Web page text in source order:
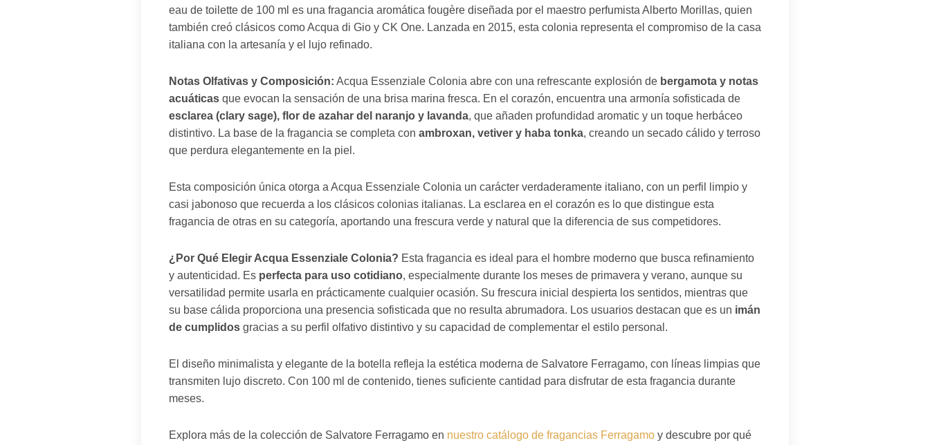
eau de toilette de 100 ml es una fragancia aromática fougère diseñada por el maestro perfumista Alberto Morillas, quien
también creó clásicos como Acqua di Gio y CK One. Lanzada en 2015, esta colonia representa el compromiso de la casa
italiana con la artesanía y el lujo refinado.
Notas Olfativas y Composición: Acqua Essenziale Colonia abre con una refrescante explosión de bergamota y notas
acuáticas que evocan la sensación de una brisa marina fresca. En el corazón, encuentra una armonía sofisticada de
esclarea (clary sage), flor de azahar del naranjo y lavanda, que añaden profundidad aromatic y un toque herbáceo
distintivo. La base de la fragancia se completa con ambroxan, vetiver y haba tonka, creando un secado cálido y terroso
que perdura elegantemente en la piel.
Esta composición única otorga a Acqua Essenziale Colonia un carácter verdaderamente italiano, con un perfil limpio y
casi jabonoso que recuerda a los clásicos colonias italianas. La esclarea en el corazón es lo que distingue esta
fragancia de otras en su categoría, aportando una frescura verde y natural que la diferencia de sus competidores.
¿Por Qué Elegir Acqua Essenziale Colonia? Esta fragancia es ideal para el hombre moderno que busca refinamiento
y autenticidad. Es perfecta para uso cotidiano, especialmente durante los meses de primavera y verano, aunque su
versatilidad permite usarla en prácticamente cualquier ocasión. Su frescura inicial despierta los sentidos, mientras que
su base cálida proporciona una presencia sofisticada que no resulta abrumadora. Los usuarios destacan que es un imán
de cumplidos gracias a su perfil olfativo distintivo y su capacidad de complementar el estilo personal.
El diseño minimalista y elegante de la botella refleja la estética moderna de Salvatore Ferragamo, con líneas limpias que
transmiten lujo discreto. Con 100 ml de contenido, tienes suficiente cantidad para disfrutar de esta fragancia durante
meses.
Explora más de la colección de Salvatore Ferragamo en nuestro catálogo de fragancias Ferragamo y descubre por qué